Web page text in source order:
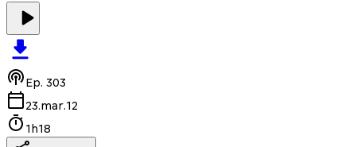
Ep. 303
23.mar.12
1h18